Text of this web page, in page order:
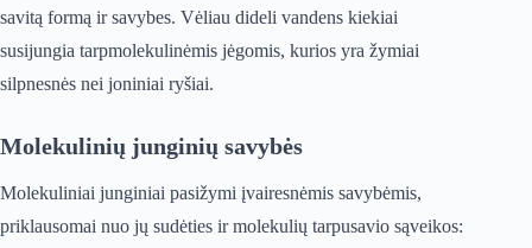
savitą formą ir savybes. Vėliau dideli vandens kiekiai
susijungia tarpmolekulinėmis jėgomis, kurios yra žymiai
silpnesnės nei joniniai ryšiai.
Molekulinių junginių savybės
Molekuliniai junginiai pasižymi įvairesnėmis savybėmis,
priklausomai nuo jų sudėties ir molekulių tarpusavio sąveikos: